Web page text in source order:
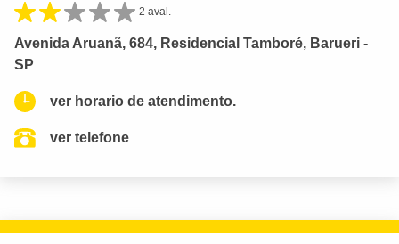
2 aval.
Avenida Aruanã, 684, Residencial Tamboré, Barueri -
SP
ver horario de atendimento.
ver telefone